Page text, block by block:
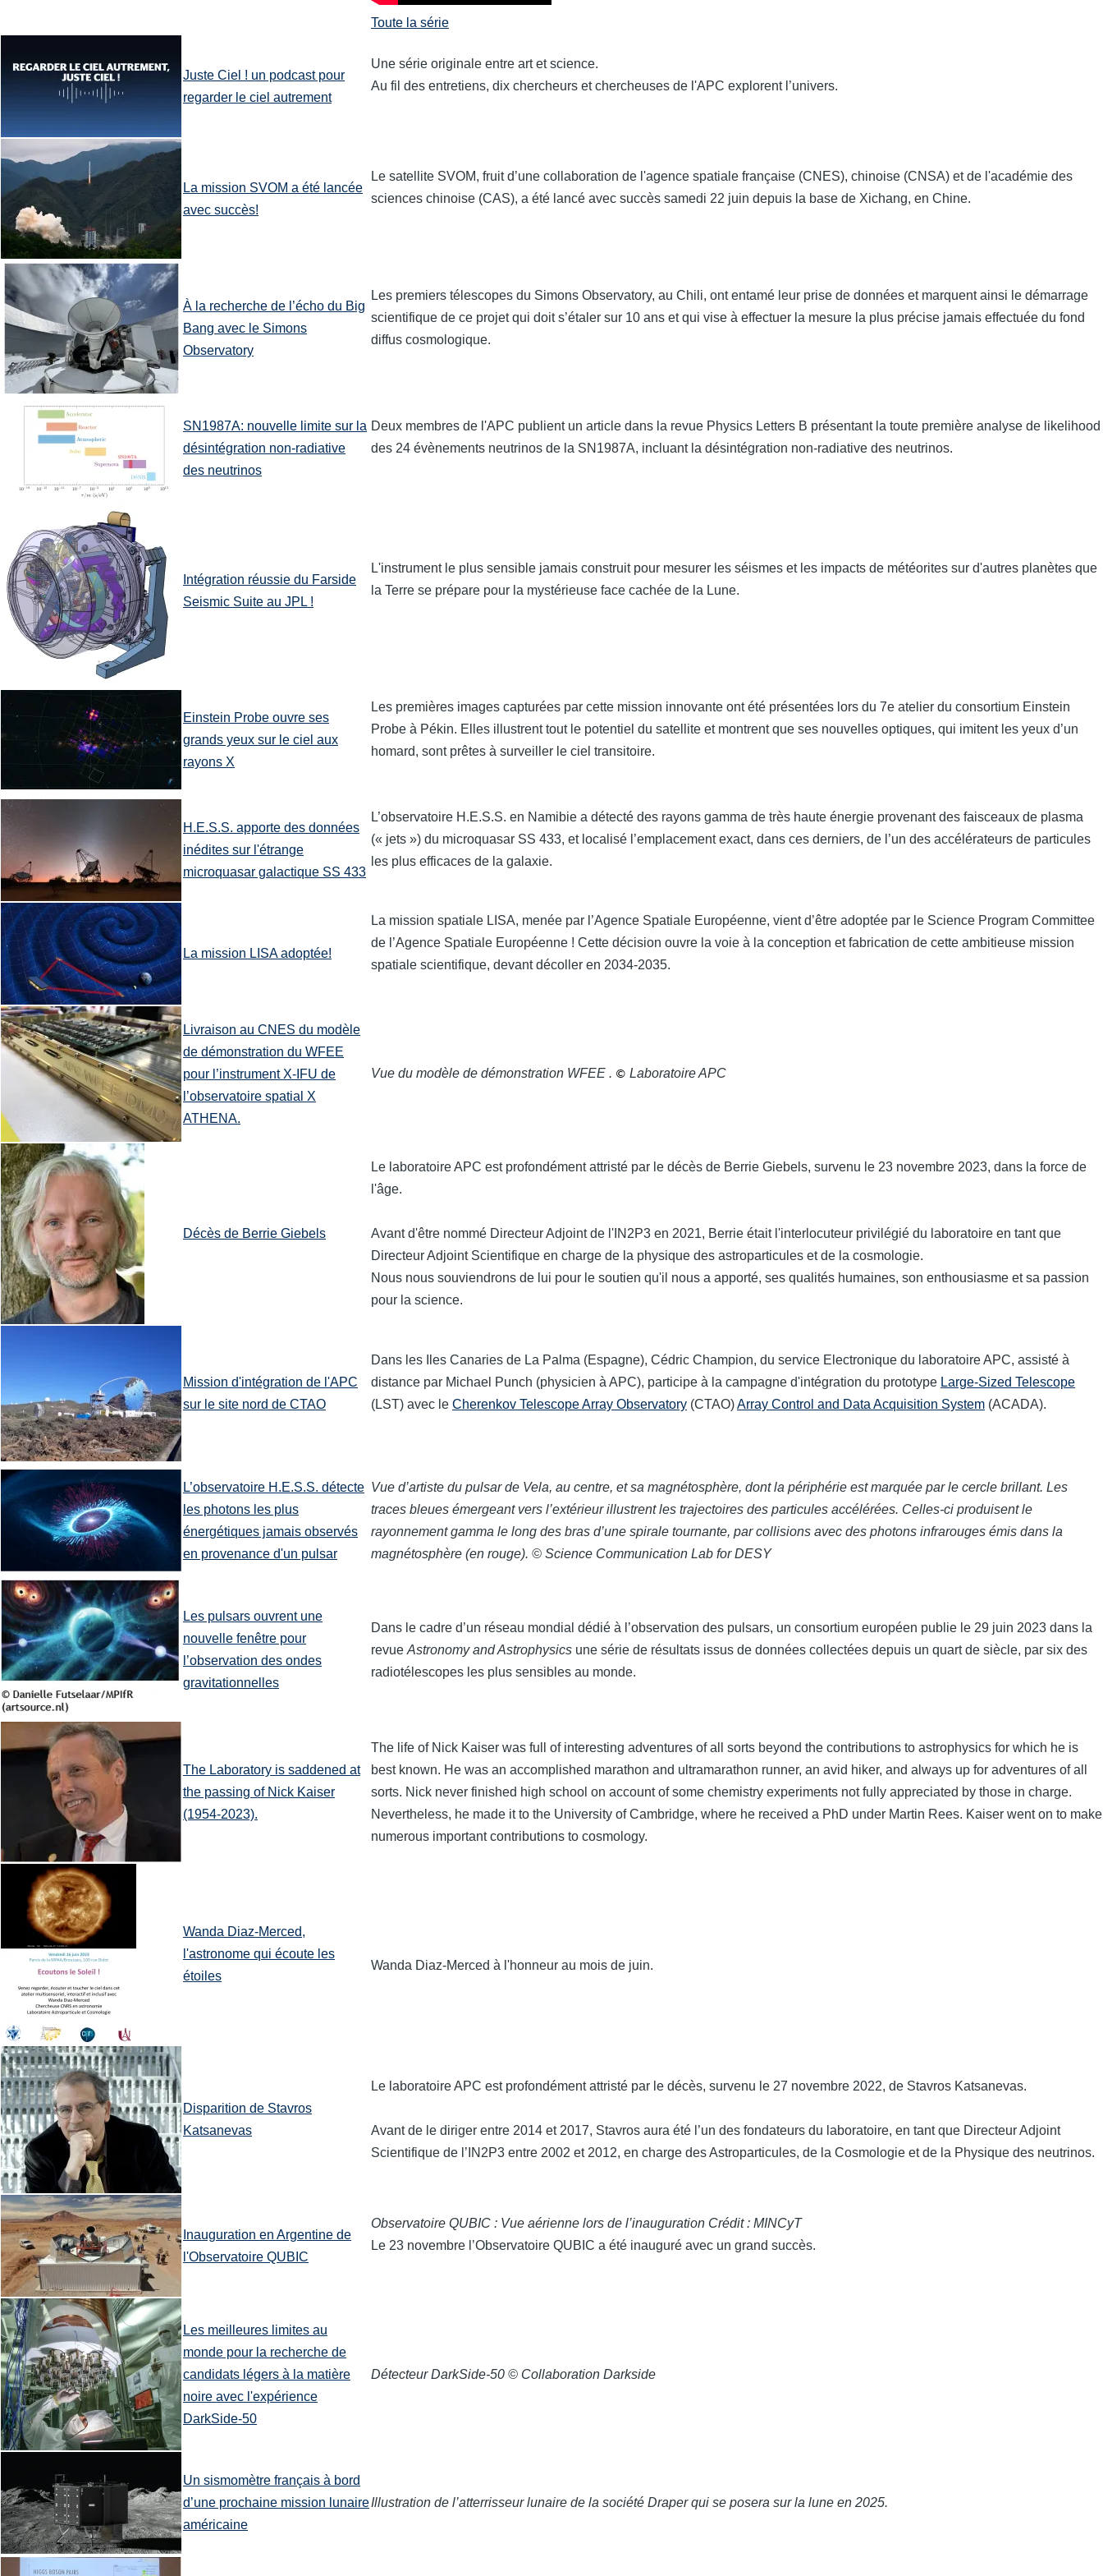
Toute la série
Juste Ciel ! un podcast pour
regarder le ciel autrement
Une série originale entre art et science.
Au fil des entretiens, dix chercheurs et chercheuses de l'APC explorent l’univers.
La mission SVOM a été lancée
avec succès!
Le satellite SVOM, fruit d’une collaboration de l'agence spatiale française (CNES), chinoise (CNSA) et de l'académie des
sciences chinoise (CAS), a été lancé avec succès samedi 22 juin depuis la base de Xichang, en Chine.
À la recherche de l’écho du Big
Bang avec le Simons
Observatory
Les premiers télescopes du Simons Observatory, au Chili, ont entamé leur prise de données et marquent ainsi le démarrage
scientifique de ce projet qui doit s’étaler sur 10 ans et qui vise à effectuer la mesure la plus précise jamais effectuée du fond
diffus cosmologique.
SN1987A: nouvelle limite sur la
désintégration non-radiative
des neutrinos
Deux membres de l'APC publient un article dans la revue Physics Letters B présentant la toute première analyse de likelihood
des 24 évènements neutrinos de la SN1987A, incluant la désintégration non-radiative des neutrinos.
Intégration réussie du Farside
Seismic Suite au JPL !
L'instrument le plus sensible jamais construit pour mesurer les séismes et les impacts de météorites sur d'autres planètes que
la Terre se prépare pour la mystérieuse face cachée de la Lune.
Einstein Probe ouvre ses
grands yeux sur le ciel aux
rayons X
Les premières images capturées par cette mission innovante ont été présentées lors du 7e atelier du consortium Einstein
Probe à Pékin. Elles illustrent tout le potentiel du satellite et montrent que ses nouvelles optiques, qui imitent les yeux d’un
homard, sont prêtes à surveiller le ciel transitoire.
H.E.S.S. apporte des données
inédites sur l'étrange
microquasar galactique SS 433
L’observatoire H.E.S.S. en Namibie a détecté des rayons gamma de très haute énergie provenant des faisceaux de plasma
(« jets ») du microquasar SS 433, et localisé l’emplacement exact, dans ces derniers, de l’un des accélérateurs de particules
les plus efficaces de la galaxie.
La mission LISA adoptée!
La mission spatiale LISA, menée par l’Agence Spatiale Européenne, vient d’être adoptée par le Science Program Committee
de l’Agence Spatiale Européenne ! Cette décision ouvre la voie à la conception et fabrication de cette ambitieuse mission
spatiale scientifique, devant décoller en 2034-2035.
Livraison au CNES du modèle
de démonstration du WFEE
pour l’instrument X-IFU de
l’observatoire spatial X
ATHENA.
Vue du modèle de démonstration WFEE . © Laboratoire APC
Décès de Berrie Giebels
Le laboratoire APC est profondément attristé par le décès de Berrie Giebels, survenu le 23 novembre 2023, dans la force de
l'âge.
Avant d'être nommé Directeur Adjoint de l'IN2P3 en 2021, Berrie était l'interlocuteur privilégié du laboratoire en tant que
Directeur Adjoint Scientifique en charge de la physique des astroparticules et de la cosmologie.
Nous nous souviendrons de lui pour le soutien qu'il nous a apporté, ses qualités humaines, son enthousiasme et sa passion
pour la science.
Mission d'intégration de l'APC
sur le site nord de CTAO
Dans les Iles Canaries de La Palma (Espagne), Cédric Champion, du service Electronique du laboratoire APC, assisté à
distance par Michael Punch (physicien à APC), participe à la campagne d'intégration du prototype Large-Sized Telescope
(LST) avec le Cherenkov Telescope Array Observatory (CTAO)Array Control and Data Acquisition System (ACADA).
L’observatoire H.E.S.S. détecte
les photons les plus
énergétiques jamais observés
en provenance d'un pulsar
Vue d’artiste du pulsar de Vela, au centre, et sa magnétosphère, dont la périphérie est marquée par le cercle brillant. Les
traces bleues émergeant vers l’extérieur illustrent les trajectoires des particules accélérées. Celles-ci produisent le
rayonnement gamma le long des bras d’une spirale tournante, par collisions avec des photons infrarouges émis dans la
magnétosphère (en rouge). © Science Communication Lab for DESY
Les pulsars ouvrent une
nouvelle fenêtre pour
l’observation des ondes
gravitationnelles
Dans le cadre d’un réseau mondial dédié à l’observation des pulsars, un consortium européen publie le 29 juin 2023 dans la
revue Astronomy and Astrophysics une série de résultats issus de données collectées depuis un quart de siècle, par six des
radiotélescopes les plus sensibles au monde.
The Laboratory is saddened at
the passing of Nick Kaiser
(1954-2023).
The life of Nick Kaiser was full of interesting adventures of all sorts beyond the contributions to astrophysics for which he is
best known. He was an accomplished marathon and ultramarathon runner, an avid hiker, and always up for adventures of all
sorts. Nick never finished high school on account of some chemistry experiments not fully appreciated by those in charge.
Nevertheless, he made it to the University of Cambridge, where he received a PhD under Martin Rees. Kaiser went on to make
numerous important contributions to cosmology.
Wanda Diaz-Merced,
l'astronome qui écoute les
étoiles
Wanda Diaz-Merced à l'honneur au mois de juin.
Disparition de Stavros
Katsanevas
Le laboratoire APC est profondément attristé par le décès, survenu le 27 novembre 2022, de Stavros Katsanevas.
Avant de le diriger entre 2014 et 2017, Stavros aura été l’un des fondateurs du laboratoire, en tant que Directeur Adjoint
Scientifique de l’IN2P3 entre 2002 et 2012, en charge des Astroparticules, de la Cosmologie et de la Physique des neutrinos.
Inauguration en Argentine de
l'Observatoire QUBIC
Observatoire QUBIC : Vue aérienne lors de l’inauguration Crédit : MINCyT
Le 23 novembre l’Observatoire QUBIC a été inauguré avec un grand succès.
Les meilleures limites au
monde pour la recherche de
candidats légers à la matière
noire avec l'expérience
DarkSide-50
Détecteur DarkSide-50 © Collaboration Darkside
Un sismomètre français à bord
d’une prochaine mission lunaire
américaine
Illustration de l’atterrisseur lunaire de la société Draper qui se posera sur la lune en 2025.